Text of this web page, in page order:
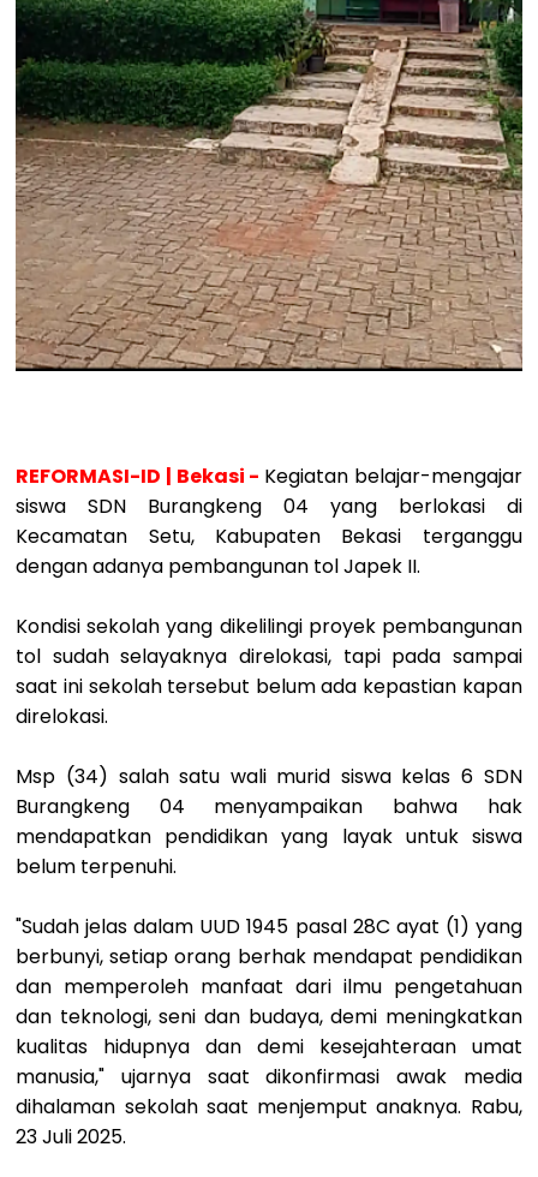
REFORMASI-ID | Bekasi - Kegiatan belajar-mengajar
siswa SDN Burangkeng 04 yang berlokasi di
Kecamatan Setu, Kabupaten Bekasi terganggu
dengan adanya pembangunan tol Japek II.
Kondisi sekolah yang dikelilingi proyek pembangunan
tol sudah selayaknya direlokasi, tapi pada sampai
saat ini sekolah tersebut belum ada kepastian kapan
direlokasi.
Msp (34) salah satu wali murid siswa kelas 6 SDN
Burangkeng 04 menyampaikan bahwa hak
mendapatkan pendidikan yang layak untuk siswa
belum terpenuhi.
"Sudah jelas dalam UUD 1945 pasal 28C ayat (1) yang
berbunyi, setiap orang berhak mendapat pendidikan
dan memperoleh manfaat dari ilmu pengetahuan
dan teknologi, seni dan budaya, demi meningkatkan
kualitas hidupnya dan demi kesejahteraan umat
manusia," ujarnya saat dikonfirmasi awak media
dihalaman sekolah saat menjemput anaknya. Rabu,
23 Juli 2025.